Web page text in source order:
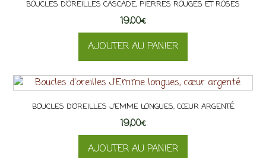
BOUCLES D’OREILLES CASCADE, PIERRES ROUGES ET ROSES
19,00€
AJOUTER AU PANIER
BOUCLES D’OREILLES J’EMME LONGUES, CŒUR ARGENTÉ
19,00€
AJOUTER AU PANIER